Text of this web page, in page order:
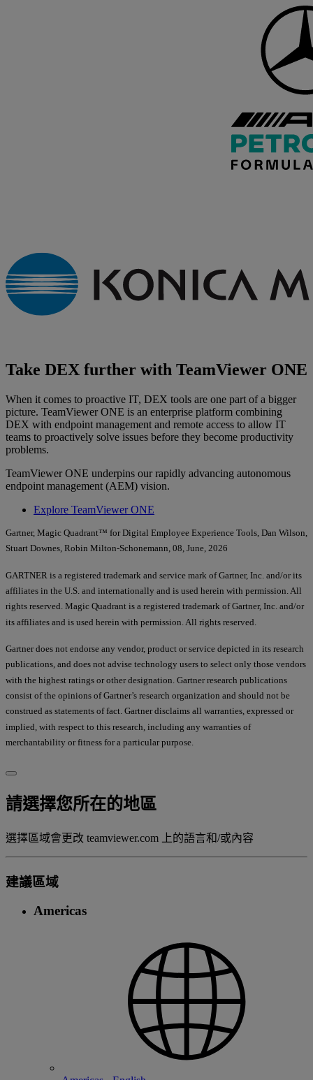
Take DEX further with TeamViewer ONE
When it comes to proactive IT, DEX tools are one part of a bigger
picture. TeamViewer ONE is an enterprise platform combining
DEX with endpoint management and remote access to allow IT
teams to proactively solve issues before they become productivity
problems.
TeamViewer ONE underpins our rapidly advancing autonomous
endpoint management (AEM) vision.
Explore TeamViewer ONE
Gartner, Magic Quadrant™ for Digital Employee Experience Tools, Dan Wilson,
Stuart Downes, Robin Milton-Schonemann, 08, June, 2026
GARTNER is a registered trademark and service mark of Gartner, Inc. and/or its
affiliates in the U.S. and internationally and is used herein with permission. All
rights reserved. Magic Quadrant is a registered trademark of Gartner, Inc. and/or
its affiliates and is used herein with permission. All rights reserved.
Gartner does not endorse any vendor, product or service depicted in its research
publications, and does not advise technology users to select only those vendors
with the highest ratings or other designation. Gartner research publications
consist of the opinions of Gartner’s research organization and should not be
construed as statements of fact. Gartner disclaims all warranties, expressed or
implied, with respect to this research, including any warranties of
merchantability or fitness for a particular purpose.
請選擇您所在的地區
選擇區域會更改 teamviewer.com 上的語言和/或內容
建議區域
Americas